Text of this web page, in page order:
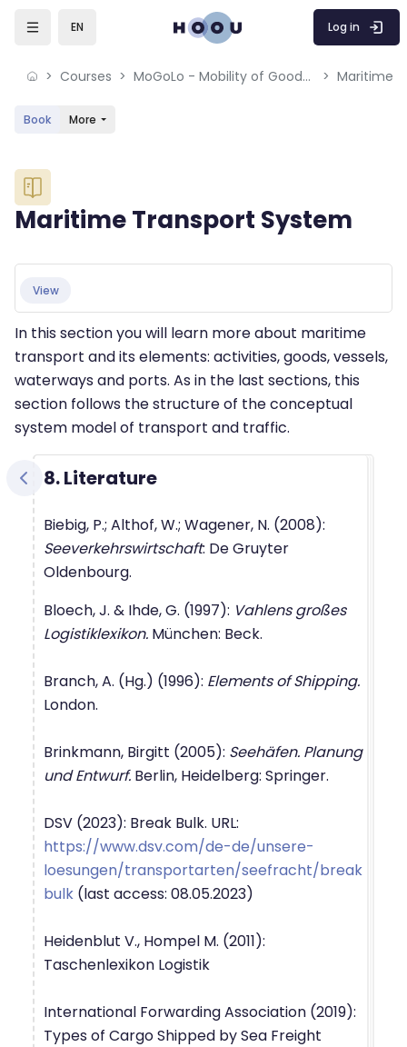
Skip to sidebar navigation menu
Skip to mobile navigation menu
Skip to sidebar hidden blocks
EN Log in
Courses MoGoLo - Mobility of Goods and Logistics Systems Maritime
Book More
Blocks
Maritime Transport System
View
In this section you will learn more about maritime
transport and its elements: activities, goods, vessels,
waterways and ports. As in the last sections, this
section follows the structure of the conceptual
system model of transport and traffic.
8. Literature
Biebig, P.; Althof, W.; Wagener, N. (2008):
Seeverkehrswirtschaft: De Gruyter
Oldenbourg.
Bloech, J. & Ihde, G. (1997): Vahlens großes
Logistiklexikon. München: Beck.
Branch, A. (Hg.) (1996): Elements of Shipping.
London.
Brinkmann, Birgitt (2005): Seehäfen. Planung
und Entwurf. Berlin, Heidelberg: Springer.
DSV (2023): Break Bulk. URL:
https://www.dsv.com/de-de/unsere-
loesungen/transportarten/seefracht/break
bulk (last access: 08.05.2023)
Heidenblut V., Hompel M. (2011):
Taschenlexikon Logistik
International Forwarding Association (2019):
Types of Cargo Shipped by Sea Freight